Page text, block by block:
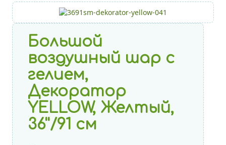
Большой
воздушный шар с
гелием,
Декоратор
YELLOW, Желтый,
36''/91 см